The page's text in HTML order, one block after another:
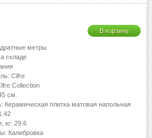
В корзину
метры
складе
Cifre
Collection
см.
Керамическая плитка матовая напольная
кг: 29.6
Калибровка